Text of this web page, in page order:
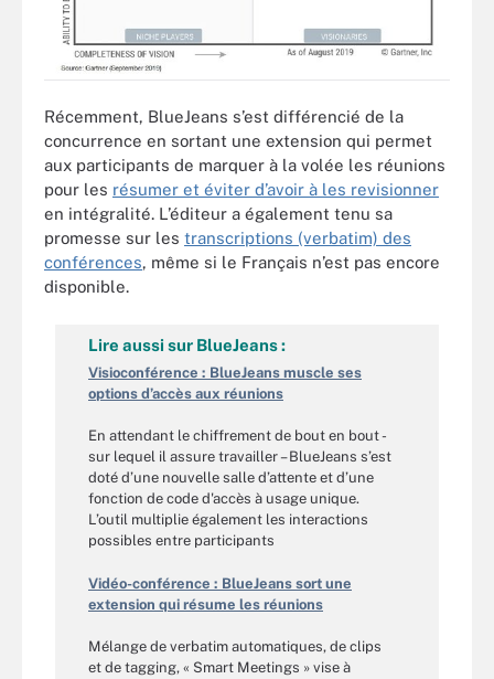
Récemment, BlueJeans s’est différencié de la
concurrence en sortant une extension qui permet
aux participants de marquer à la volée les réunions
pour les résumer et éviter d’avoir à les revisionner
en intégralité. L’éditeur a également tenu sa
promesse sur les transcriptions (verbatim) des
conférences, même si le Français n’est pas encore
disponible.
Lire aussi sur BlueJeans :
Visioconférence : BlueJeans muscle ses
options d’accès aux réunions
En attendant le chiffrement de bout en bout -
sur lequel il assure travailler – BlueJeans s’est
doté d’une nouvelle salle d’attente et d’une
fonction de code d'accès à usage unique.
L’outil multiplie également les interactions
possibles entre participants
Vidéo-conférence : BlueJeans sort une
extension qui résume les réunions
Mélange de verbatim automatiques, de clips
et de tagging, « Smart Meetings » vise à